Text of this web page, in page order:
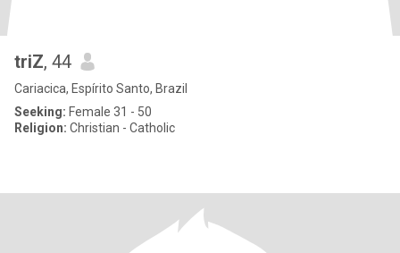
triZ, 44
Cariacica, Espírito Santo, Brazil
Seeking: Female 31 - 50
Religion: Christian - Catholic